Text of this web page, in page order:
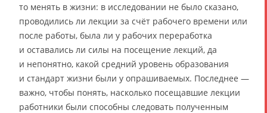
то менять в жизни: в исследовании не было сказано,
проводились ли лекции за счёт рабочего времени или
после работы, была ли у рабочих переработка
и оставались ли силы на посещение лекций, да
и непонятно, какой средний уровень образования
и стандарт жизни были у опрашиваемых. Последнее —
важно, чтобы понять, насколько посещавшие лекции
работники были способны следовать полученным